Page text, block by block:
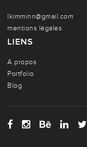
lkimminn@gmail.com
mentions légales
LIENS
A propos
Portfolio
Blog